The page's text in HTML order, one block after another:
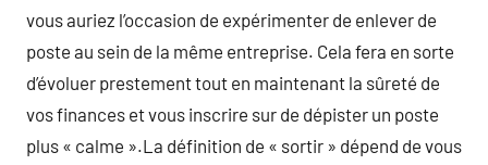
vous auriez l’occasion de expérimenter de enlever de
poste au sein de la même entreprise. Cela fera en sorte
d’évoluer prestement tout en maintenant la sûreté de
vos finances et vous inscrire sur de dépister un poste
plus « calme ».La définition de « sortir » dépend de vous